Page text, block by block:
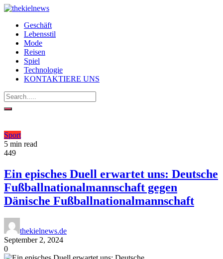
Geschäft
Lebensstil
Mode
Reisen
Spiel
Technologie
KONTAKTIERE UNS
Sport
5 min read
449
Ein episches Duell erwartet uns: Deutsche
Fußballnationalmannschaft gegen
Dänische Fußballnationalmannschaft
thekielnews.de
September 2, 2024
0